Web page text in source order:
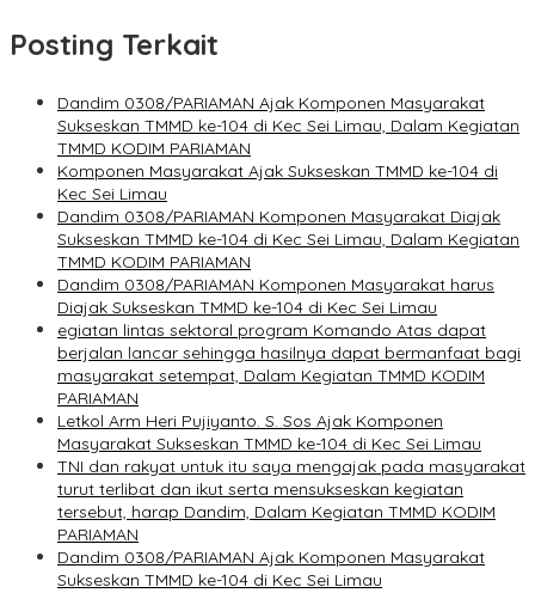
Posting Terkait
Dandim 0308/PARIAMAN Ajak Komponen Masyarakat
Sukseskan TMMD ke-104 di Kec Sei Limau, Dalam Kegiatan
TMMD KODIM PARIAMAN
Komponen Masyarakat Ajak Sukseskan TMMD ke-104 di
Kec Sei Limau
Dandim 0308/PARIAMAN Komponen Masyarakat Diajak
Sukseskan TMMD ke-104 di Kec Sei Limau, Dalam Kegiatan
TMMD KODIM PARIAMAN
Dandim 0308/PARIAMAN Komponen Masyarakat harus
Diajak Sukseskan TMMD ke-104 di Kec Sei Limau
egiatan lintas sektoral program Komando Atas dapat
berjalan lancar sehingga hasilnya dapat bermanfaat bagi
masyarakat setempat, Dalam Kegiatan TMMD KODIM
PARIAMAN
Letkol Arm Heri Pujiyanto. S. Sos Ajak Komponen
Masyarakat Sukseskan TMMD ke-104 di Kec Sei Limau
TNI dan rakyat untuk itu saya mengajak pada masyarakat
turut terlibat dan ikut serta mensukseskan kegiatan
tersebut, harap Dandim, Dalam Kegiatan TMMD KODIM
PARIAMAN
Dandim 0308/PARIAMAN Ajak Komponen Masyarakat
Sukseskan TMMD ke-104 di Kec Sei Limau